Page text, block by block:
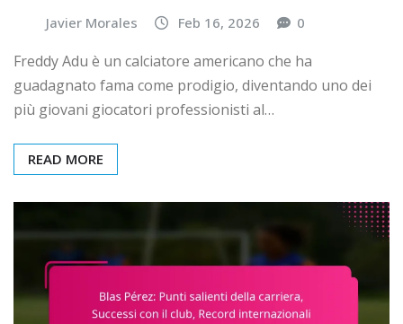
Javier Morales Feb 16, 2026 0
Freddy Adu è un calciatore americano che ha
guadagnato fama come prodigio, diventando uno dei
più giovani giocatori professionisti al…
READ MORE